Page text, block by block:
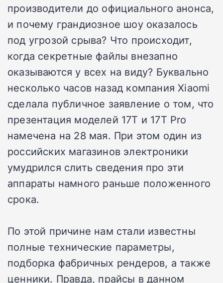
производители до официального анонса,
и почему грандиозное шоу оказалось
под угрозой срыва? Что происходит,
когда секретные файлы внезапно
оказываются у всех на виду? Буквально
несколько часов назад компания Xiaomi
сделала публичное заявление о том, что
презентация моделей 17T и 17T Pro
намечена на 28 мая. При этом один из
российских магазинов электроники
умудрился слить сведения про эти
аппараты намного раньше положенного
срока.
По этой причине нам стали известны
полные технические параметры,
подборка фабричных рендеров, а также
ценники. Правда, прайсы в данном